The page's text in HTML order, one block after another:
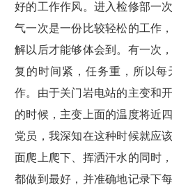
好的工作作风。进入检修部一
气一次是一份比较轻松的工作
解以后才能够体会到。有一次
复的时间紧，任务重，所以每
作。由于关门岩电站的主变和
的时候，主变上面的温度将近
党员，我深知在这种时候就应
面爬上爬下、挥洒汗水的同时
都做到最好，并准确地记录下